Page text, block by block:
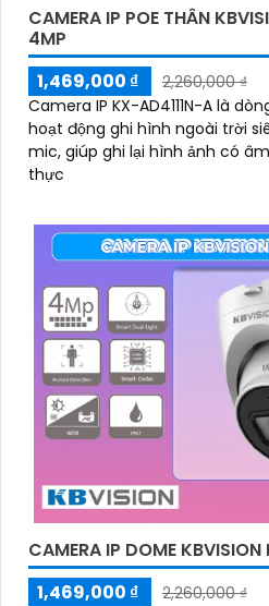
CAMERA IP POE THÂN
4MP
1,469,000 ₫
2,260,000 ₫
Camera IP KX-AD4111N-A là
hoạt động ghi hình ngoài trời
mic, giúp ghi lại hình ảnh có
thực
CAMERA IP DOME
1,469,000 ₫
2,260,000 ₫